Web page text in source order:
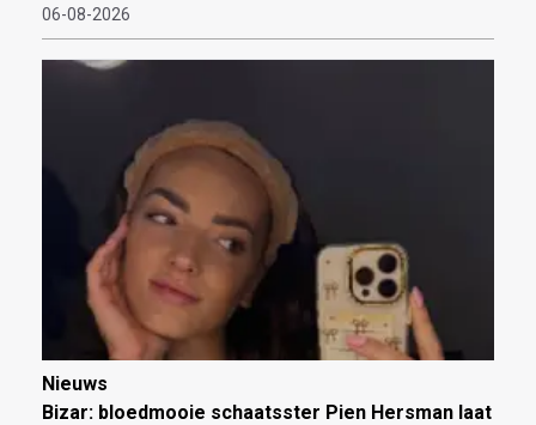
06-08-2026
Nieuws
Bizar: bloedmooie schaatsster Pien Hersman laat